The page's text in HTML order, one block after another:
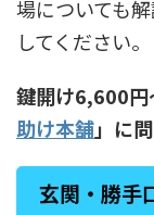
場についても
してください。
鍵開け6,600
助け本舗」に
玄関・勝手